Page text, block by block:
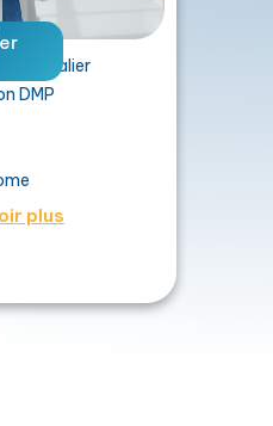
hospitalier
DMP
plus